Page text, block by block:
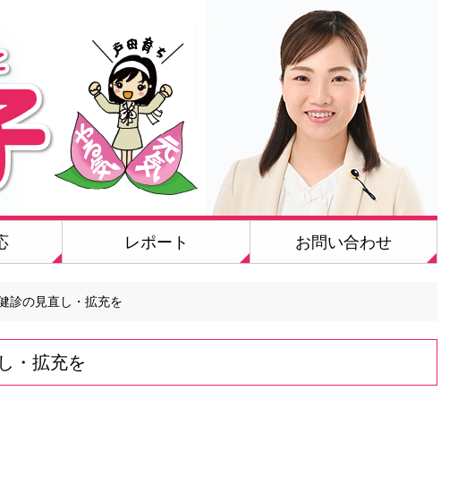
レポート お問い合わせ
診の見直し・拡充を
・拡充を